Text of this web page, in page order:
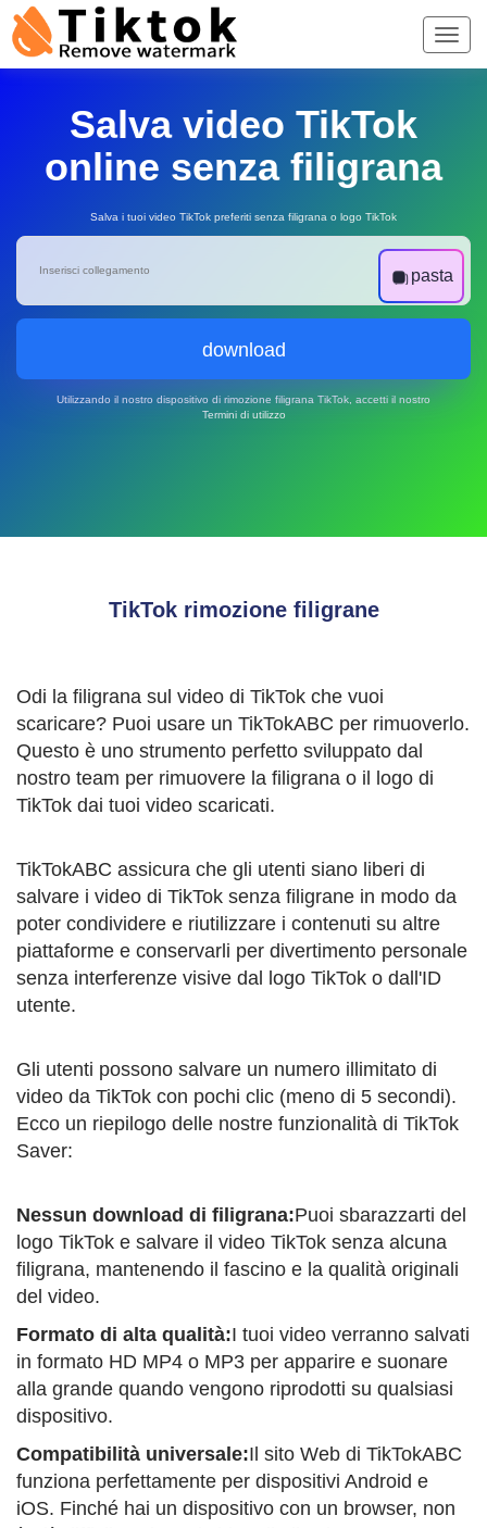
Salva video TikTok
online senza filigrana
Salva i tuoi video TikTok preferiti senza filigrana o logo TikTok
pasta
download
Utilizzando il nostro dispositivo di rimozione filigrana TikTok, accetti il nostro
Termini di utilizzo
TikTok rimozione filigrane
Odi la filigrana sul video di TikTok che vuoi
scaricare? Puoi usare un TikTokABC per rimuoverlo.
Questo è uno strumento perfetto sviluppato dal
nostro team per rimuovere la filigrana o il logo di
TikTok dai tuoi video scaricati.
TikTokABC assicura che gli utenti siano liberi di
salvare i video di TikTok senza filigrane in modo da
poter condividere e riutilizzare i contenuti su altre
piattaforme e conservarli per divertimento personale
senza interferenze visive dal logo TikTok o dall'ID
utente.
Gli utenti possono salvare un numero illimitato di
video da TikTok con pochi clic (meno di 5 secondi).
Ecco un riepilogo delle nostre funzionalità di TikTok
Saver:
Nessun download di filigrana:Puoi sbarazzarti del
logo TikTok e salvare il video TikTok senza alcuna
filigrana, mantenendo il fascino e la qualità originali
del video.
Formato di alta qualità:I tuoi video verranno salvati
in formato HD MP4 o MP3 per apparire e suonare
alla grande quando vengono riprodotti su qualsiasi
dispositivo.
Compatibilità universale:Il sito Web di TikTokABC
funziona perfettamente per dispositivi Android e
iOS. Finché hai un dispositivo con un browser, non